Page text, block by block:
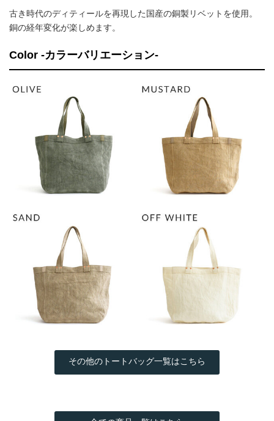
古き時代のディティールを再現した国産の銅製リベットを使用。
銅の経年変化が楽しめます。
Color -カラーバリエーション-
その他のトートバッグ一覧はこちら